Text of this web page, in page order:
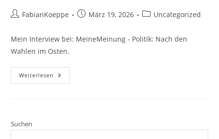
Beitrags-
FabianKoeppe
BeitragMärz 19, 2026
Beitrags-
Uncategorized
Mein Interview bei: MeineMeinung - Politik: Nach den
Wahlen im Osten.
Weiterlesen Marcus
Held
Ein
Suchen